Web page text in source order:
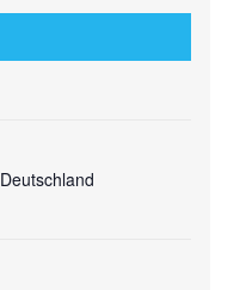
Deutschland